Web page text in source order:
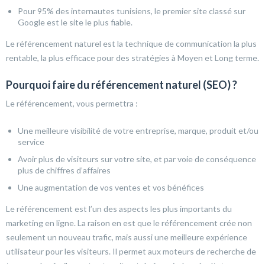
Pour 95% des internautes tunisiens, le premier site classé sur
Google est le site le plus fiable.
Le référencement naturel est la technique de communication la plus
rentable, la plus efficace pour des stratégies à Moyen et Long terme.
Pourquoi faire du référencement naturel (SEO) ?
Le référencement, vous permettra :
Une meilleure visibilité de votre entreprise, marque, produit et/ou
service
Avoir plus de visiteurs sur votre site, et par voie de conséquence
plus de chiffres d’affaires
Une augmentation de vos ventes et vos bénéfices
Le référencement est l’un des aspects les plus importants du
marketing en ligne. La raison en est que le référencement crée non
seulement un nouveau trafic, mais aussi une meilleure expérience
utilisateur pour les visiteurs. Il permet aux moteurs de recherche de